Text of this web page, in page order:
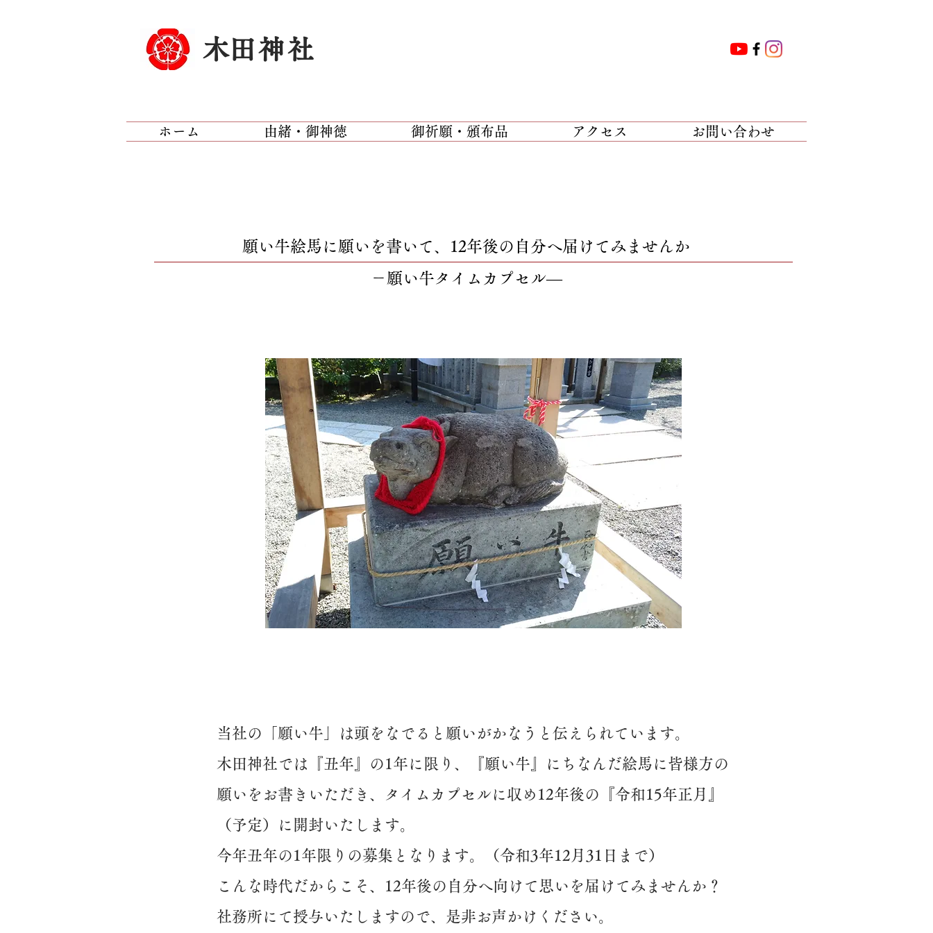
​木田神社
ホーム 由緒・御神徳 御祈願・頒布品 アクセス お問い合わせ
願い牛絵馬に願いを書いて、12年後の自分へ届けてみませんか
－願い牛タイムカプセル―
当社の「願い牛」は頭をなでると願いがかなうと伝えられています。
木田神社では『丑年』の1年に限り、『願い牛』にちなんだ絵馬に皆様方の
願いをお書きいただき、タイムカプセルに収め12年後の『令和15年正月』
（予定）に開封いたします。
今年丑年の1年限りの募集となります。（令和3年12月31日まで）
こんな時代だからこそ、12年後の自分へ向けて思いを届けてみませんか？
社務所にて授与いたしますので、是非お声かけください。